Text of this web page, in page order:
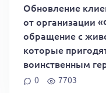
Обновление
от организации
обращение с
которые
воинственным
0 7703